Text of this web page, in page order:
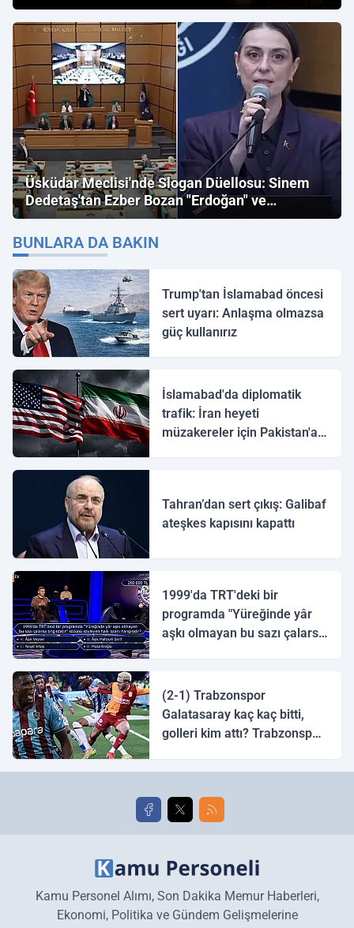
Üsküdar Meclisi'nde Slogan Düellosu: Sinem
Dedetaş'tan Ezber Bozan "Erdoğan" ve
"İmamoğlu" Çıkışı!
BUNLARA DA BAKIN
Trump'tan İslamabad öncesi
sert uyarı: Anlaşma olmazsa
güç kullanırız
İslamabad'da diplomatik
trafik: İran heyeti
müzakereler için Pakistan'a
Tahran’dan sert çıkış: Galibaf
ateşkes kapısını kapattı
1999'da TRT'deki bir
programda "Yüreğinde yâr
aşkı olmayan bu sazı çalarsa
(2-1) Trabzonspor
Galatasaray kaç kaç bitti,
golleri kim attı? Trabzonspor
golleri!
Kamu Personel Alımı, Son Dakika Memur Haberleri,
Ekonomi, Politika ve Gündem Gelişmelerine